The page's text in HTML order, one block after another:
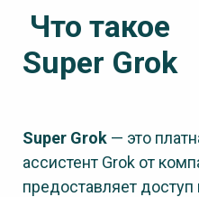
Что такое
Super Grok
Super Grok — это
ассистент Grok от
предоставляет